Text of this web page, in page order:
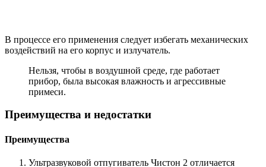
В процессе его применения следует избегать механических
воздействий на его корпус и излучатель.
Нельзя, чтобы в воздушной среде, где работает
прибор, была высокая влажность и агрессивные
примеси.
Преимущества и недостатки
Преимущества
Ультразвуковой отпугиватель Чистон 2 отличается